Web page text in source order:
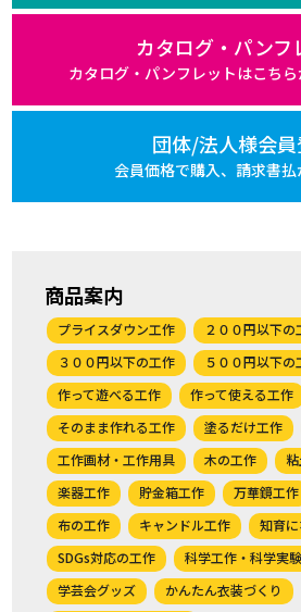
カタログ・パンフ
カタログ・パンフレットはこち
団体/法人様会
会員価格で購入、 請求書払
商品案内
プライスダウン工作
２００円以下の
３００円以下の工作
５００円以下の
作って遊べる工作
作って使える工作
そのまま作れる工作
塗るだけ工作
工作画材・工作用具
木の工作
楽器工作
貯金箱工作 万華鏡工作
布の工作
キャンドル工作
知育
SDGs対応の工作
科学工作・科学実験
学芸会グッズ
かんたん衣装づくり